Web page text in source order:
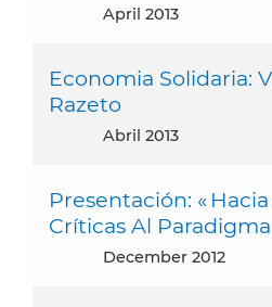
April 2013
Economia Solidaria:
Razeto
abril 2013
Presentación: «
Críticas Al
December 2012